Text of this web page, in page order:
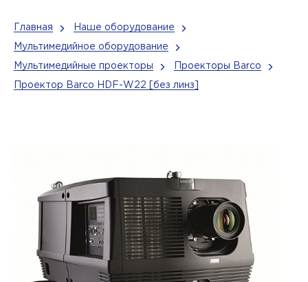
Главная Наше оборудование
Мультимедийное оборудование
Мультимедийные проекторы Проекторы Barco
Проектор Barco HDF-W22 [без линз]